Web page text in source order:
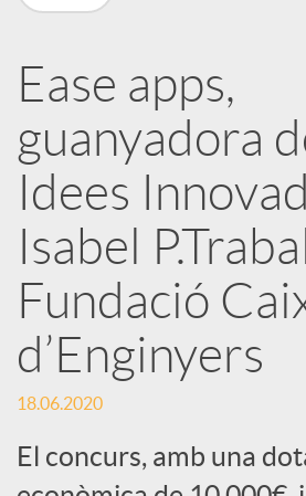
a
r
x
e
s
S
o
Ease apps,
guanyadora
Idees
Isabel
Fundació
d’Enginyers
18.06.2020
El concurs, amb una